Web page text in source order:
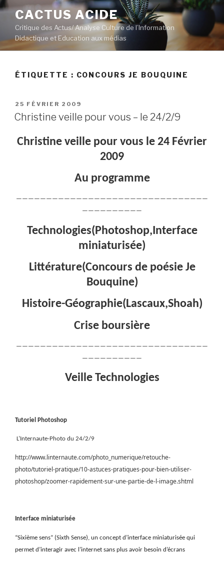
Aller
contenu
principal
CACTUS ACIDE
Critique des Actus/ Analyse Culture de l’Information
Didactique et Education aux médias
ÉTIQUETTE : CONCOURS JE BOUQUINE
PUBLIÉ
LE
25 FÉVRIER 2009
Christine veille pour vous – le 24/2/9
Christine veille pour vous le 24 Février
2009
Au programme
————————————————————————————————
——————————
Technologies(Photoshop,Interface
miniaturisée)
Littérature(Concours de poésie Je
Bouquine)
Histoire-Géographie(Lascaux,Shoah)
Crise boursière
————————————————————————————————
——————————
Veille Technologies
Tutoriel Photoshop
L’Internaute-Photo du 24/2/9
http://www.linternaute.com/photo_numerique/retouche-
photo/tutoriel-pratique/10-astuces-pratiques-pour-bien-utiliser-
photoshop/zoomer-rapidement-sur-une-partie-de-l-image.shtml
Interface miniaturisée
“Sixième sens” (Sixth Sense), un concept d’interface miniaturisée qui
permet d’interagir avec l’internet sans plus avoir besoin d’écrans